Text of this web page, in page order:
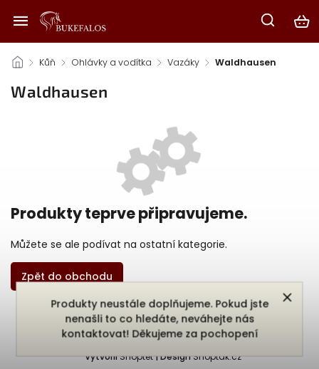
Produkty neustále doplňujeme. Pokud jste
nenašli to co hledáte, neváhejte nás
kontaktovat! Děkujeme za pochopení
/ Kůň / Ohlávky a vodítka / Vazáky / Waldhausen
Waldhausen
Produkty teprve připravujeme.
Můžete se ale podívat na ostatní kategorie.
Zpět do obchodu
Copyright 2026Bukefalos. Všechna práva vyhrazena.
Vytvořil Shoptet | Design Shoptak.cz